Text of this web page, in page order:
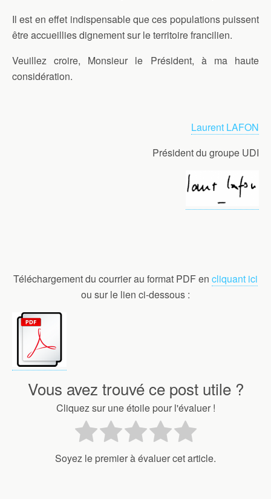
Il est en effet indispensable que ces populations puissent
être accueillies dignement sur le territoire francilien.
Veuillez croire, Monsieur le Président, à ma haute
considération.
Laurent LAFON
Président du groupe UDI
Téléchargement du courrier au format PDF en cliquant ici
ou sur le lien ci-dessous :
Vous avez trouvé ce post utile ?
Cliquez sur une étoile pour l'évaluer !
Soyez le premier à évaluer cet article.